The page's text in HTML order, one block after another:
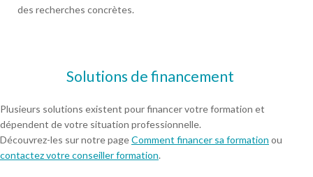
des recherches concrètes.
Solutions de financement
Plusieurs solutions existent pour financer votre formation et
dépendent de votre situation professionnelle.
Découvrez-les sur notre pageComment financer sa formation ou
contactez votre conseiller formation.